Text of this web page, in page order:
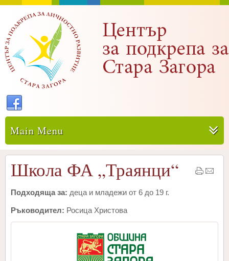
Main Menu
Школа ФА „Траянци“
Подходяща за: деца и младежи от 6 до 19 г.
Ръководител: Росица Христова